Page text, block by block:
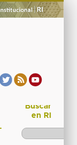
Buscar
en RI